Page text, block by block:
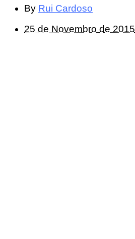
By Rui Cardoso
25 de Novembro de 2015